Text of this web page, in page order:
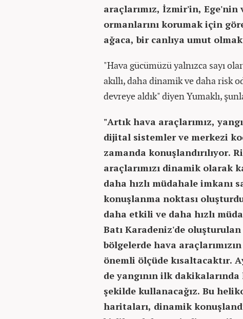
araçlarımız, İzmir'in,
ormanlarını korumak için
ağaca, bir canlıya umut
"Hava gücümüzü yalnızca sayı
akıllı, daha dinamik ve daha risk
devreye aldık" diyen Yumaklı,
"Artık hava araçlarımız,
dijital sistemler ve merkezi
zamanda konuşlandırılıyor.
araçlarımızı dinamik olarak
daha hızlı müdahale imkanı
konuşlanma noktası
daha etkili ve daha hızlı
Batı Karadeniz'de
bölgelerde hava
önemli ölçüde kısaltacaktır.
de yangının ilk
şekilde kullanacağız. Bu
haritaları, dinamik